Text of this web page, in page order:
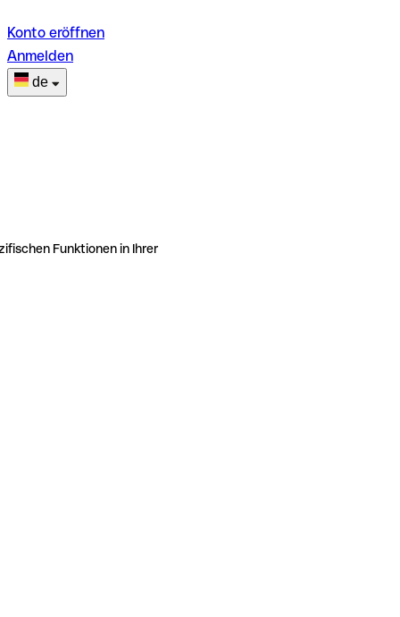
Konto eröffnen
Anmelden
de
Funktionen in Ihrer